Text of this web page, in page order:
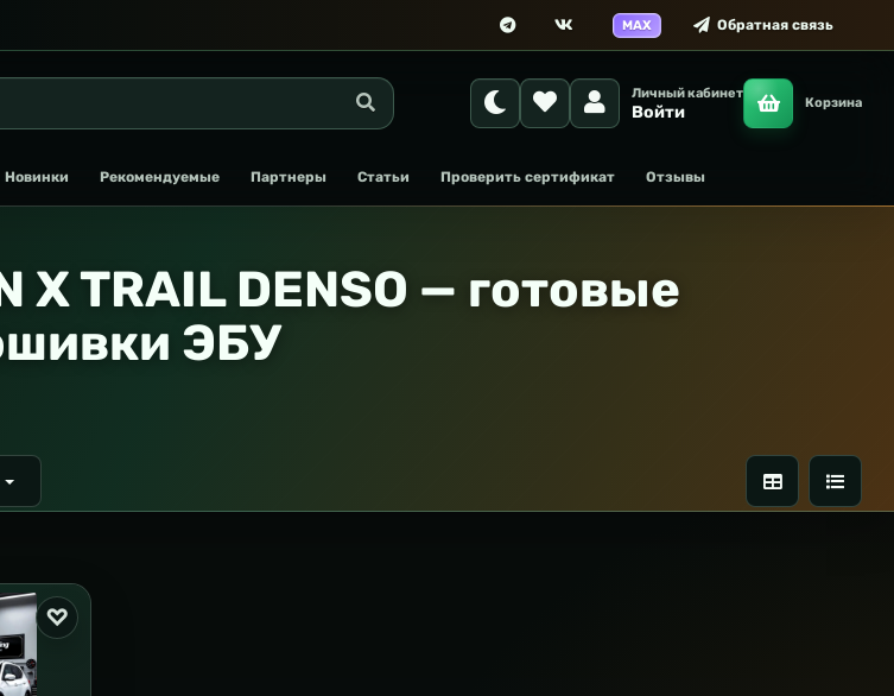
MAX Обратная связь
Личный кабинет
Войти Корзина
Новинки Рекомендуемые Партнеры Статьи Проверить сертификат Отзывы
TRAIL DENSO — готовые
ЭБУ